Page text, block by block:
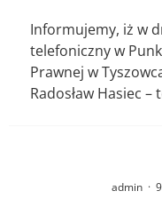
Informujemy, iż w
telefoniczny w
Prawnej w
Radosław Hasiec –
admin ·